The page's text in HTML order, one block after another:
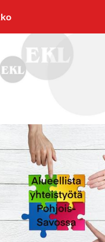
Piiri ry